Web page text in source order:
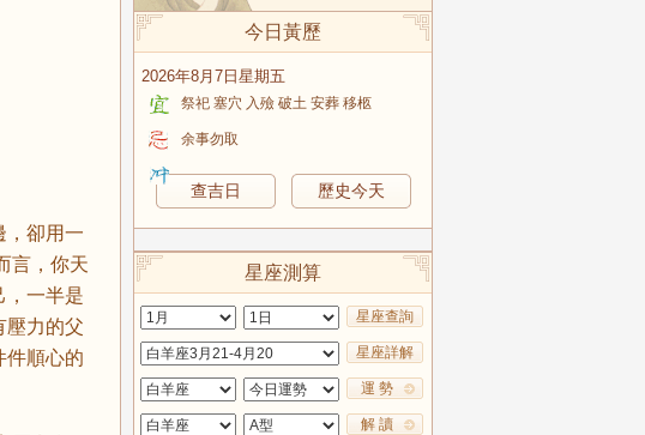
，卻用一
言，你天
，一半是
壓力的父
件順心的
今日黃歷
2026年8月7日星期五
祭祀 塞穴 入殮 破土 安葬 移柩
余事勿取
查吉日 歷史今天
星座測算
星座查詢
星座詳解
運 勢
解 讀